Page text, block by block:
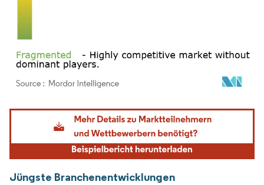
Bild © Mordor Intelligence. Wiederverwendung erfordert Namensnennung gemäß
Jüngste Branchenentwicklungen